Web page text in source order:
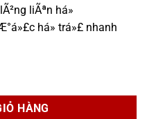
liÃªn há»
há» trá»£ nhanh
số lượng
HÀNG